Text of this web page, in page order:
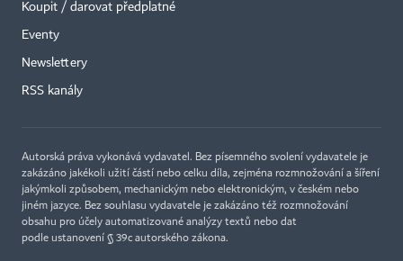
Koupit / darovat předplatné
Eventy
Newslettery
RSS kanály
Autorská práva vykonává vydavatel. Bez písemného svolení vydavatele je
zakázáno jakékoli užití částí nebo celku díla, zejména rozmnožování a šíření
jakýmkoli způsobem, mechanickým nebo elektronickým, v českém nebo
jiném jazyce. Bez souhlasu vydavatele je zakázáno též rozmnožování
obsahu pro účely automatizované analýzy textů nebo dat
podle ustanovení § 39c autorského zákona.